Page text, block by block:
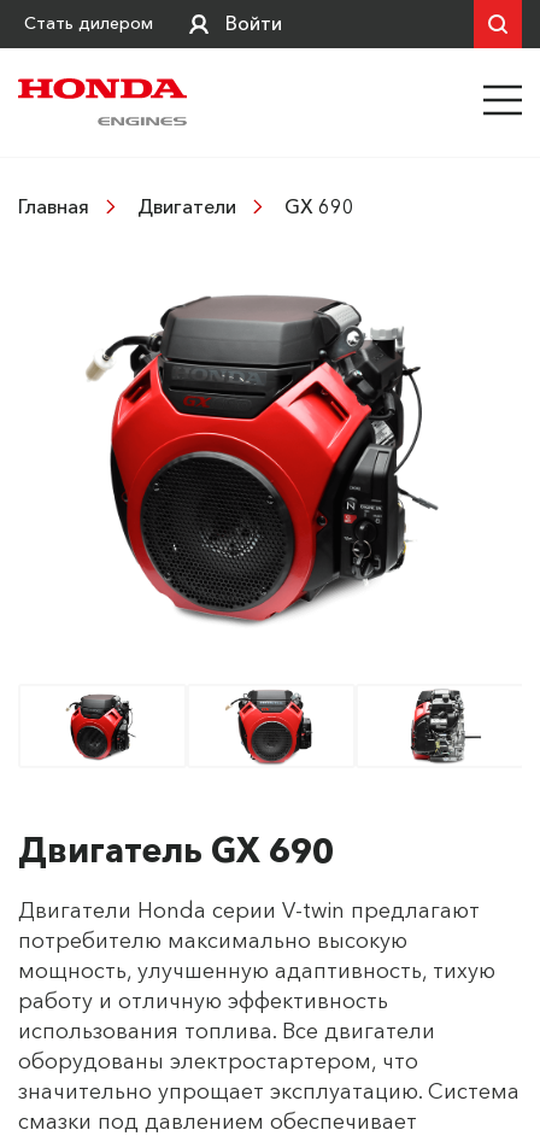
Стать дилером Войти
Главная Двигатели GX 690
Двигатель GX 690
Двигатели Honda серии V-twin предлагают
потребителю максимально высокую
мощность, улучшенную адаптивность, тихую
работу и отличную эффективность
использования топлива. Все двигатели
оборудованы электростартером, что
значительно упрощает эксплуатацию. Система
смазки под давлением обеспечивает